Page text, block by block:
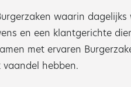
waarin
en een klantgerichte
met ervaren
hebben.